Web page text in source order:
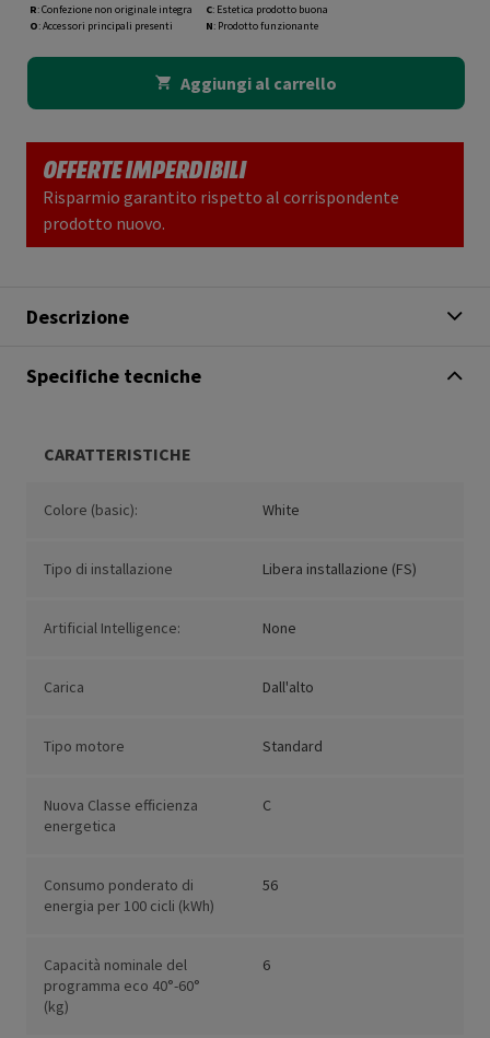
R: Confezione non originale integra
O: Accessori principali presenti
C: Estetica prodotto buona
N: Prodotto funzionante
Aggiungi al carrello
OFFERTE IMPERDIBILI
Risparmio garantito rispetto al corrispondente
prodotto nuovo.
Descrizione
Specifiche tecniche
CARATTERISTICHE
Colore (basic): White
Tipo di installazione Libera installazione (FS)
Artificial Intelligence: None
Carica Dall'alto
Tipo motore Standard
Nuova Classe efficienza
energetica
C
Consumo ponderato di
energia per 100 cicli (kWh)
56
Capacità nominale del
programma eco 40°-60°
(kg)
6